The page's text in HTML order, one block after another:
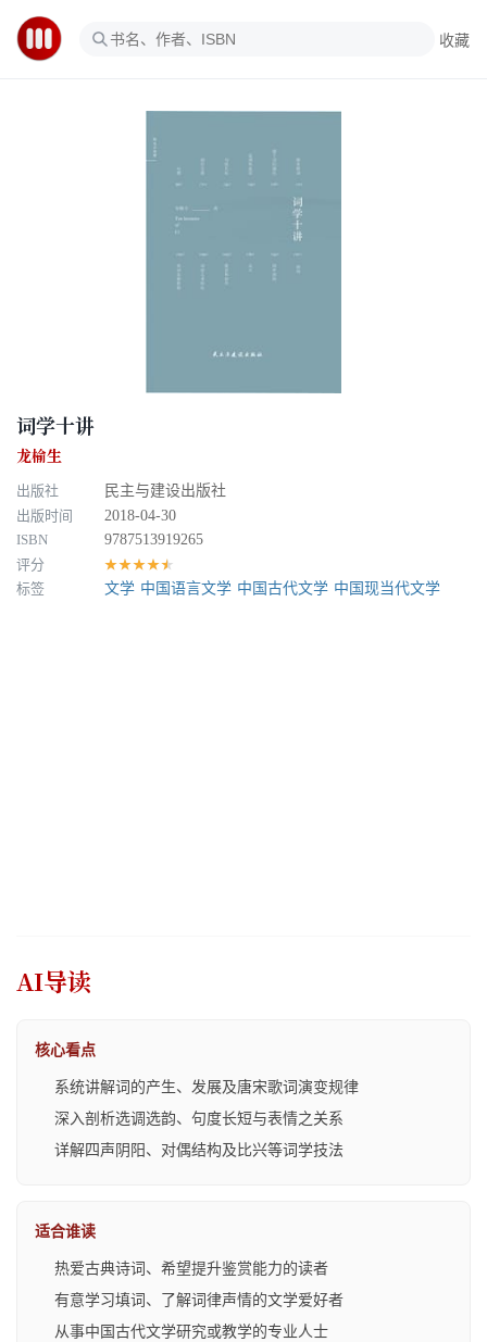
收藏
词学十讲
龙榆生
出版社
民主与建设出版社
出版时间
2018-04-30
ISBN
9787513919265
评分
★★★★★
标签 文学 中国语言文学 中国古代文学 中国现当代文学
AI导读
核心看点
系统讲解词的产生、发展及唐宋歌词演变规律
深入剖析选调选韵、句度长短与表情之关系
详解四声阴阳、对偶结构及比兴等词学技法
适合谁读
热爱古典诗词、希望提升鉴赏能力的读者
有意学习填词、了解词律声情的文学爱好者
从事中国古代文学研究或教学的专业人士